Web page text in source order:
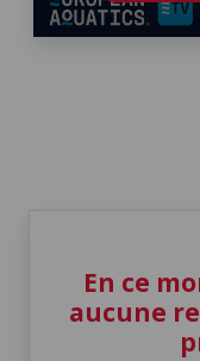
En ce
aucune